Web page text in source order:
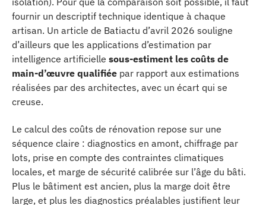
fournir un descriptif technique identique à chaque
artisan. Un article de Batiactu d’avril 2026 souligne
d’ailleurs que les applications d’estimation par
intelligence artificielle sous-estiment les coûts de
main-d’œuvre qualifiée par rapport aux estimations
réalisées par des architectes, avec un écart qui se
creuse.
Le calcul des coûts de rénovation repose sur une
séquence claire : diagnostics en amont, chiffrage par
lots, prise en compte des contraintes climatiques
locales, et marge de sécurité calibrée sur l’âge du bâti.
Plus le bâtiment est ancien, plus la marge doit être
large, et plus les diagnostics préalables justifient leur